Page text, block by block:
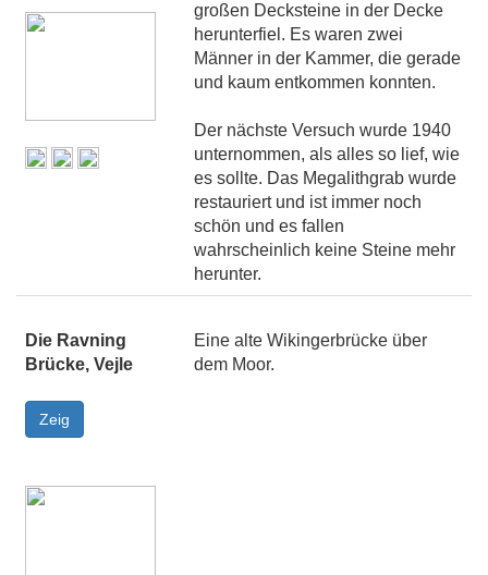
großen Decksteine in der Decke
herunterfiel. Es waren zwei
Männer in der Kammer, die gerade
und kaum entkommen konnten.
Der nächste Versuch wurde 1940
unternommen, als alles so lief, wie
es sollte. Das Megalithgrab wurde
restauriert und ist immer noch
schön und es fallen
wahrscheinlich keine Steine mehr
herunter.
Die Ravning
Brücke, Vejle
Eine alte Wikingerbrücke über
dem Moor.